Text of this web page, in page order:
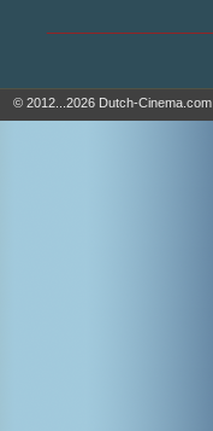
© 2012...2026 Dutch-Cinema.com